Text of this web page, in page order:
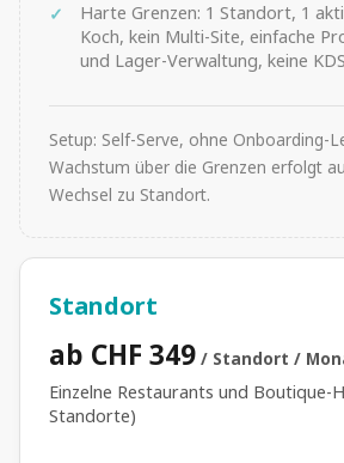
Harte Grenzen: 1 Standort, 1
Koch, kein Multi-Site, einfache
und Lager-Verwaltung, keine
Setup: Self-Serve, ohne Onboarding-
Wachstum über die Grenzen erfolgt
Wechsel zu Standort.
Standort
ab CHF 349 / Standort /
Einzelne Restaurants und Boutique-
Standorte)